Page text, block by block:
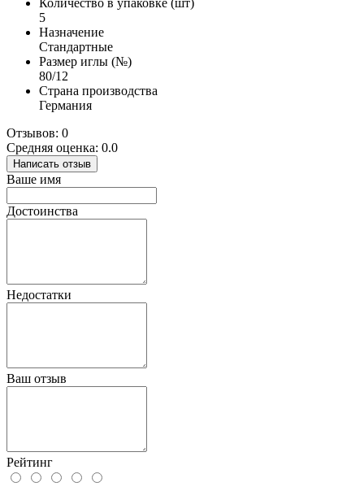
Количество в упаковке (шт)
5
Назначение
Стандартные
Размер иглы (№)
80/12
Страна производства
Германия
Отзывов: 0
Средняя оценка: 0.0
Написать отзыв
Ваше имя
Достоинства
Недостатки
Ваш отзыв
Рейтинг